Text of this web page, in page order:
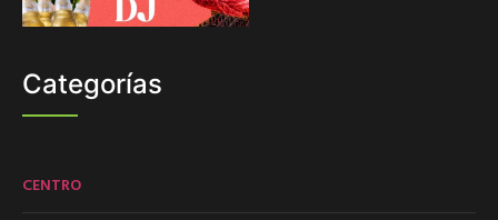
Categorías
CENTRO